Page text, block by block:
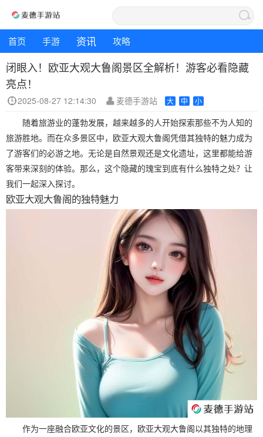
首页 手游 资讯 攻略
闭眼入！欧亚大观大鲁阁景区全解析！游客必看隐藏
亮点！
2025-08-27 12:14:30 麦德手游站 大 中 小
随着旅游业的蓬勃发展，越来越多的人开始探索那些不为人知的
旅游胜地。而在众多景区中，欧亚大观大鲁阁凭借其独特的魅力成为
了游客们的必游之地。无论是自然景观还是文化遗址，这里都能给游
客带来深刻的体验。那么，这个隐藏的瑰宝到底有什么独特之处？让
我们一起深入探讨。
欧亚大观大鲁阁的独特魅力
作为一座融合欧亚文化的景区，欧亚大观大鲁阁以其独特的地理